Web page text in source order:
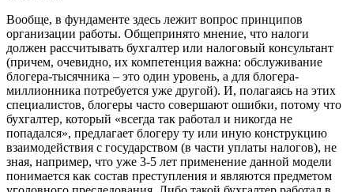
Вообще, в фундаменте здесь лежит вопрос принципов
организации работы. Общепринято мнение, что налоги
должен рассчитывать бухгалтер или налоговый консультант
(причем, очевидно, их компетенция важна: обслуживание
блогера-тысячника – это один уровень, а для блогера-
миллионника потребуется уже другой). И, полагаясь на этих
специалистов, блогеры часто совершают ошибки, потому что
бухгалтер, который «всегда так работал и никогда не
попадался», предлагает блогеру ту или иную конструкцию
взаимодействия с государством (в части уплаты налогов), не
зная, например, что уже 3-5 лет применение данной модели
понимается как состав преступления и являются предметом